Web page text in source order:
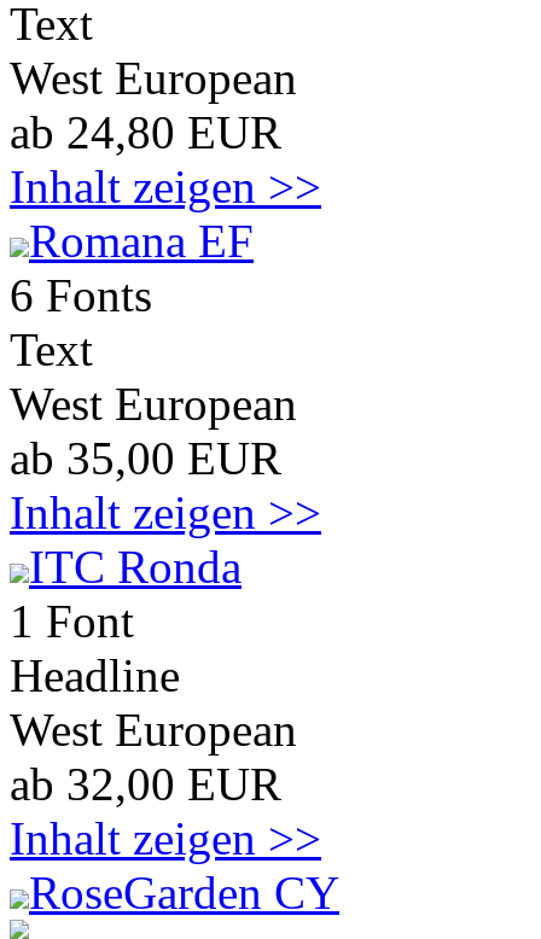
Text
West European
ab 24,80 EUR
Inhalt zeigen >>
Romana EF
6 Fonts
Text
West European
ab 35,00 EUR
Inhalt zeigen >>
ITC Ronda
1 Font
Headline
West European
ab 32,00 EUR
Inhalt zeigen >>
RoseGarden CY